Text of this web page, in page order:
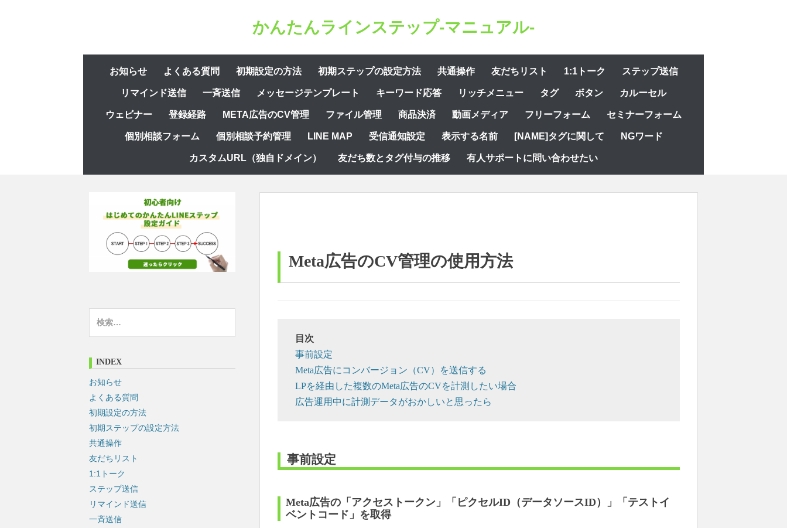
かんたんラインステップ-マニュアル-
キ
お知らせ よくある質問 初期設定の方法 初期ステップの設定方法 共通操作 友だちリスト 1:1トーク ステップ送信
リマインド送信 一斉送信 メッセージテンプレート キーワード応答 リッチメニュー タグ ボタン カルーセル
ウェビナー 登録経路 META広告のCV管理 ファイル管理 商品決済 動画メディア フリーフォーム セミナーフォーム
個別相談フォーム 個別相談予約管理 LINE MAP 受信通知設定 表示する名前 [NAME]タグに関して NGワード
カスタムURL（独自ドメイン） 友だち数とタグ付与の推移 有人サポートに問い合わせたい
Meta広告のCV管理の使用方法
目次
事前設定
Meta広告にコンバージョン（CV）を送信する
LPを経由した複数のMeta広告のCVを計測したい場合
広告運用中に計測データがおかしいと思ったら
事前設定
Meta広告の「アクセストークン」「ピクセルID（データソースID）」「テストイ
ベントコード」を取得
検
INDEX
お知らせ
よくある質問
初期設定の方法
初期ステップの設定方法
共通操作
友だちリスト
1:1トーク
ステップ送信
リマインド送信
一斉送信